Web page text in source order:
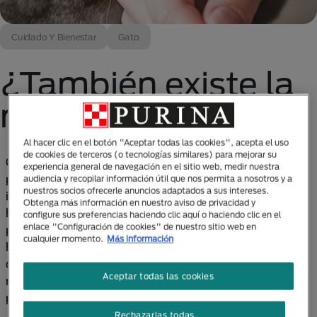
Cuidado Y Bienestar Gato
¿También existe la
rabia en gatos?
Gatos, murciélagos, hurones, zorros, ratones…
prácticamente cualquier mamífero puede ser
infectado por el virus de la rabia incluyendo a los
humanos, por lo que la rabia no es exclusiva de los
perros, aunque sí son el animal que más contagia al
humano (95% de los casos) por la convivencia tan
cercana y por su contacto con el mundo exterior,
mientras que los mapaches son los mayores
portadores.
Al hacer clic en el botón "Aceptar todas las cookies", acepta el uso
de cookies de terceros (o tecnologías similares) para mejorar su
experiencia general de navegación en el sitio web, medir nuestra
audiencia y recopilar información útil que nos permita a nosotros y a
nuestros socios ofrecerle anuncios adaptados a sus intereses.
Obtenga más información en nuestro aviso de privacidad y
configure sus preferencias haciendo clic aquí o haciendo clic en el
enlace "Configuración de cookies" de nuestro sitio web en
cualquier momento. Más información
Aceptar todas las cookies